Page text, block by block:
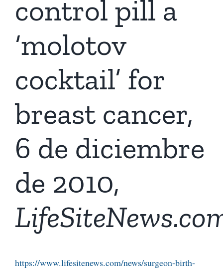
control pill a
‘molotov
cocktail’ for
breast cancer,
6 de diciembre
de 2010,
https://www.lifesitenews.com/news/surgeon-birth-